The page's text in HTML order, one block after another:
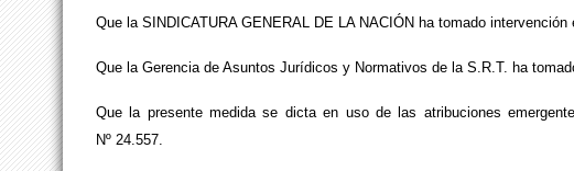
Que la SINDICATURA GENERAL DE LA NACIÓN ha tomado
Que la Gerencia de Asuntos Jurídicos y Normativos de la S.R.T. ha
Que la presente medida se dicta en uso de las atribuciones
Nº 24.557.